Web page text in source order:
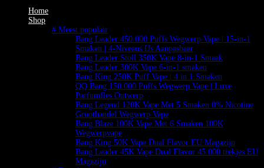
Home
Shop
# Meest populair
Bang Leader 450.000 Puffs Wegwerp Vape | 15-in-1
Smaken | 4-Niveaus IJs Aanpasbaar
Bang Leader Stoll 350K Vape 8-in-1 Smaak
Bang Leader 300K Vape 6-in-1 smaken
Bang King 250K Puff Vape | 4 in 1 Smaken
QQ Bang 150.000 Puffs Wegwerp Vape | Luxe
Parfumfles Ontwerp
Bang Legend 120K Vape Met 5 Smaken 0% Nicotine
Groothandel Wegwerp Vape
Bang Blaze 100K Vape Met 6 Smaken 100K
Wegwerpvape
Bang King 50K Vape Dual Flavor EU Magazijn
Bang Leader 45K Vape Dual Flavor 45.000 trekjes EU
Magazijn